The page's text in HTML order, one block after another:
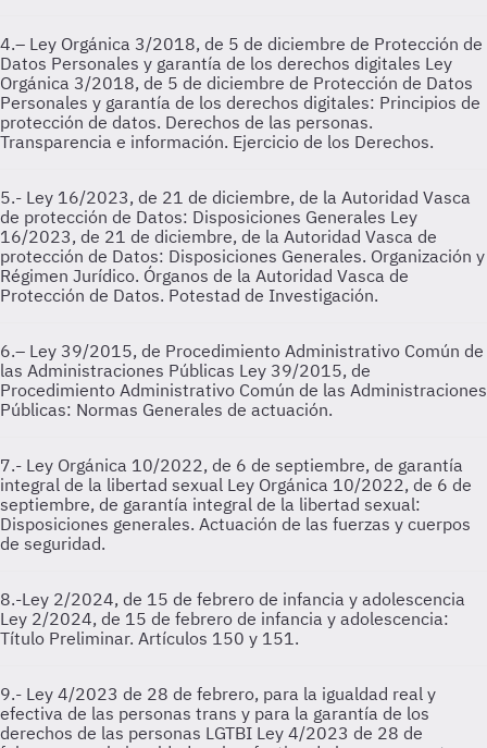
4.– Ley Orgánica 3/2018, de 5 de diciembre de Protección de
Datos Personales y garantía de los derechos digitales Ley
Orgánica 3/2018, de 5 de diciembre de Protección de Datos
Personales y garantía de los derechos digitales: Principios de
protección de datos. Derechos de las personas.
Transparencia e información. Ejercicio de los Derechos.
5.- Ley 16/2023, de 21 de diciembre, de la Autoridad Vasca
de protección de Datos: Disposiciones Generales Ley
16/2023, de 21 de diciembre, de la Autoridad Vasca de
protección de Datos: Disposiciones Generales. Organización y
Régimen Jurídico. Órganos de la Autoridad Vasca de
Protección de Datos. Potestad de Investigación.
6.– Ley 39/2015, de Procedimiento Administrativo Común de
las Administraciones Públicas Ley 39/2015, de
Procedimiento Administrativo Común de las Administraciones
Públicas: Normas Generales de actuación.
7.- Ley Orgánica 10/2022, de 6 de septiembre, de garantía
integral de la libertad sexual Ley Orgánica 10/2022, de 6 de
septiembre, de garantía integral de la libertad sexual:
Disposiciones generales. Actuación de las fuerzas y cuerpos
de seguridad.
8.-Ley 2/2024, de 15 de febrero de infancia y adolescencia
Ley 2/2024, de 15 de febrero de infancia y adolescencia:
Título Preliminar. Artículos 150 y 151.
9.- Ley 4/2023 de 28 de febrero, para la igualdad real y
efectiva de las personas trans y para la garantía de los
derechos de las personas LGTBI Ley 4/2023 de 28 de